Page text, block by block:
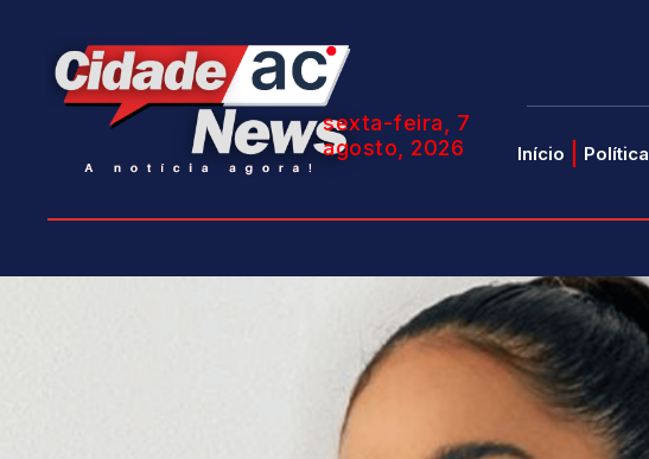
sexta-feira, 7
agosto, 2026
Início Política